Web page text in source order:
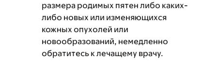
размера родимых пятен либо каких-
либо новых или изменяющихся
кожных опухолей или
новообразований, немедленно
обратитесь к лечащему врачу.